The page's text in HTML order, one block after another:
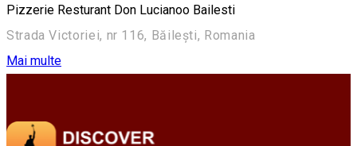
Pizzerie Resturant Don Lucianoo Bailesti
Strada Victoriei, nr 116, Băilești, Romania
Mai multe